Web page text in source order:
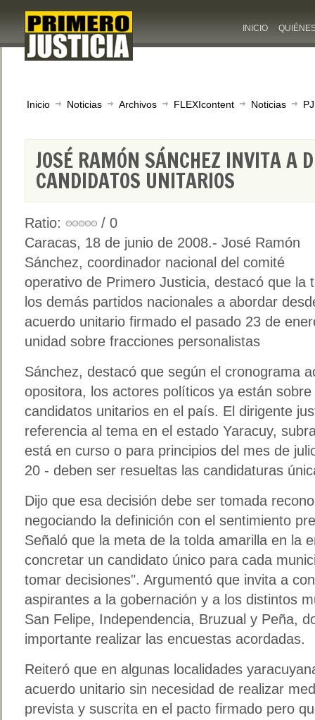
INICIO
Inicio Noticias Archivos FLEXIcontent Noticias
JOSÉ RAMÓN SÁNCHEZ INVITA A
CANDIDATOS UNITARIOS
Ratio:
/ 0
Caracas, 18 de junio de 2008.- José Ramón
Sánchez, coordinador nacional del comité
operativo de Primero Justicia, destacó que la
los demás partidos nacionales a abordar
acuerdo unitario firmado el pasado 23 de
unidad sobre fracciones personalistas
Sánchez, destacó que según el cronograma
opositora, los actores políticos ya están
candidatos unitarios en el país. El dirigente
referencia al tema en el estado Yaracuy,
está en curso o para principios del mes de
20 - deben ser resueltas las candidaturas
Dijo que esa decisión debe ser tomada
negociando la definición con el sentimiento
Señaló que la meta de la tolda amarilla en la
concretar un candidato único para cada
tomar decisiones . Argumentó que invita a
aspirantes a la gobernación y a los distintos
San Felipe, Independencia, Bruzual y Peña,
importante realizar las encuestas acordadas.
Reiteró que en algunas localidades
acuerdo unitario sin necesidad de realizar
prevista y suscrita en el pacto firmado pero